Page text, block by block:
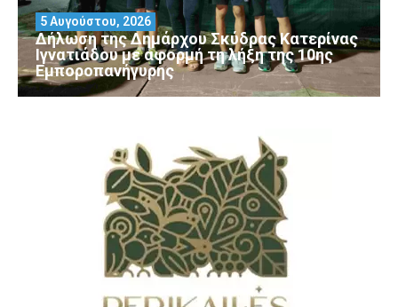
Δήλωση της Δημάρχου Σκύδρας Κατερίνας
Ιγνατιάδου με αφορμή τη λήξη της 10ης
Εμποροπανήγυρης
5 Αυγούστου, 2026